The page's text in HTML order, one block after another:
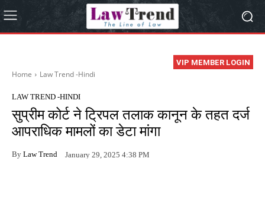
VIP MEMBER LOGIN
Home Law Trend -Hindi
LAW TREND -HINDI
सुप्रीम कोर्ट ने ट्रिपल तलाक कानून के तहत दर्ज
आपराधिक मामलों का डेटा मांगा
By Law Trend January 29, 2025 4:38 PM